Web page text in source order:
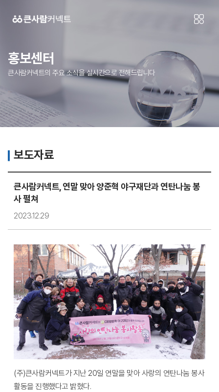
홍보센터
큰사람커넥트의 주요 소식을 실시간으로 전해드립니다
보도자료
큰사람커넥트, 연말 맞아 양준혁 야구재단과 연탄나눔 봉
사 펼쳐
2023.12.29
(주)큰사람커넥트가 지난 20일 연말을 맞아 사랑의 연탄나눔 봉사
활동을 진행했다고 밝혔다.